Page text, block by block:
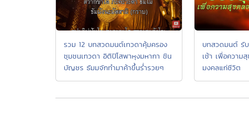
รวม 12 บทสวดมนต์เทวดาคุ้มครอง
ชุมชนเทวดา อิติปิโสพาหุงมหากา ชิน
บัญชร ธัมมจักทำมาค้าขึ้นร่ำรวยๆ
บทสวดมนต์ รั
เช้า เพื่อความ
มงคลแก่ชีวิต